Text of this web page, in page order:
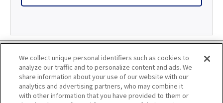
個人情報の取り扱いについて
会員優待サービスの提携をご検討の方へ
We collect unique personal identifiers such as cookies to
analyze our traffic and to personalize content and ads. We
share information about your use of our website with our
analytics and advertising partners, who may combine it
with other information that you have provided to them or